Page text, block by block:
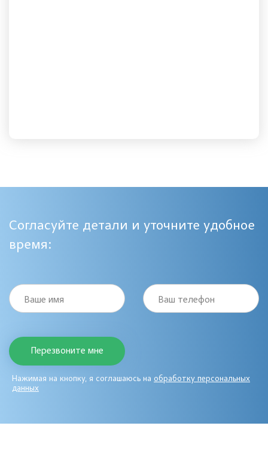
Согласуйте детали и уточните удобное
время:
Ваше имя Ваш телефон
Нажимая на кнопку, я соглашаюсь на обработку персональных
данных